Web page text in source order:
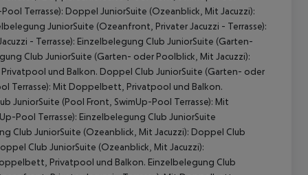
Terrasse): Doppel JuniorSuite (Ozeanblick, Mit Jacuzzi):
JuniorSuite (Ozeanfront, Privater Jacuzzi - Terrasse):
- Terrasse): Einzelbelegung Club JuniorSuite (Garten-
Club JuniorSuite (Garten- oder Poolblick, Mit Jacuzzi):
und Balkon. Doppel Club JuniorSuite (Garten- oder
Terrasse): Mit Doppelbett, Privatpool und Balkon.
JuniorSuite (Pool Front, SwimUp-Pool Terrasse): Mit
Pool Terrasse): Einzelbelegung Club JuniorSuite
Club JuniorSuite (Ozeanblick, Mit Jacuzzi): Doppel Club
Club JuniorSuite (Ozeanblick, Mit Jacuzzi):
Privatpool und Balkon. Einzelbelegung Club
akzeptieren